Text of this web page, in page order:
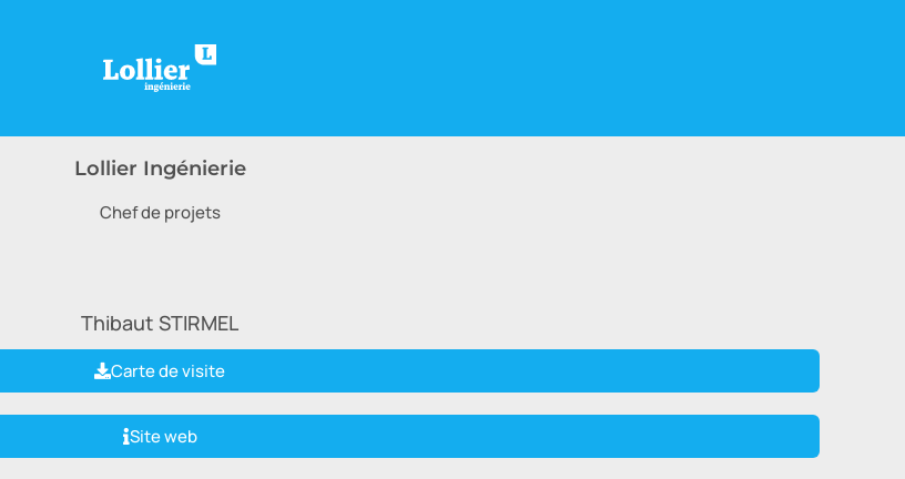
Lollier Ingénierie
Chef de projets
Thibaut STIRMEL
Carte de visite
Site web